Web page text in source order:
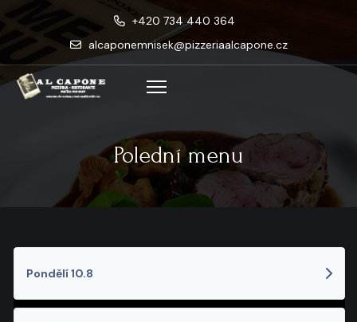
+420 734 440 364
alcaponemnisek@pizzeriaalcapone.cz
Polední menu
Pondělí 10.8